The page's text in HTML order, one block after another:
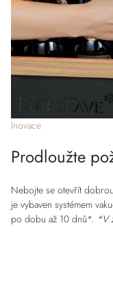
Inovace
Prodloužte
Nebojte se otevřít
je vybaven systémem
po dobu až 10 dnů*. *V